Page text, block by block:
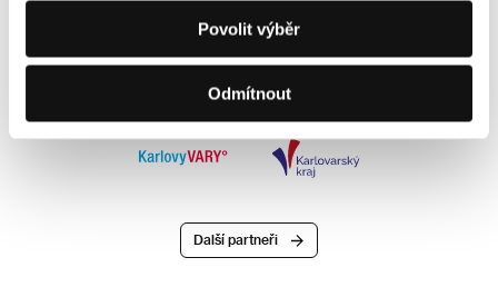
Povolit výběr
Odmítnout
Další partneři